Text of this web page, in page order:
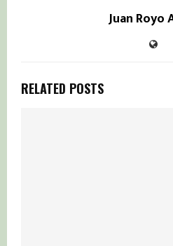
Juan Royo
RELATED POSTS